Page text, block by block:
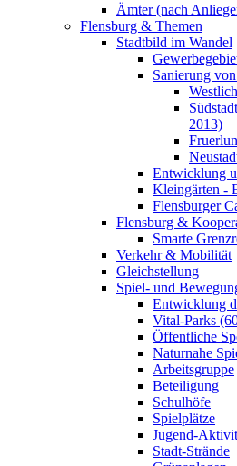
Ämter (nach
Flensburg & Themen
Stadtbild im Wandel
Sanierung
2013)
Entwicklung
Kleingärten -
Flensburger
Flensburg &
Smarte
Verkehr & Mobilität
Gleichstellung
Spiel- und
Entwicklung
Vital-Parks
Öffentliche
Naturnahe
Arbeitsgruppe
Beteiligung
Schulhöfe
Spielplätze
Jugend-
Stadt-Strände